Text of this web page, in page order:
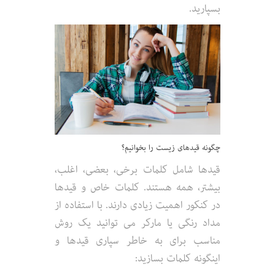
بسپارید.
چگونه قیدهای زیست را بخوانیم؟
قیدها شامل کلمات برخی، بعضی، اغلب،
بیشتر، همه هستند. کلمات خاص و قیدها
در کنکور اهمیت زیادی دارند. با استفاده از
مداد رنگی یا مارکر می توانید یک روش
مناسب برای به خاطر سپاری قیدها و
اینگونه کلمات بسازید: